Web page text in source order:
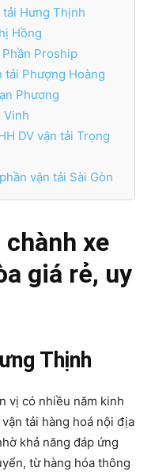
tải Hưng Thịnh
Hồng
Proship
tải Phượng Hoàng
Phương
Vinh
DV vận tải Trọng
vận tải Sài Gòn
chành xe
giá rẻ, uy
Thịnh
vị có nhiều năm kinh
tải hàng hoá nội địa
khả năng đáp ứng
từ hàng hóa thông